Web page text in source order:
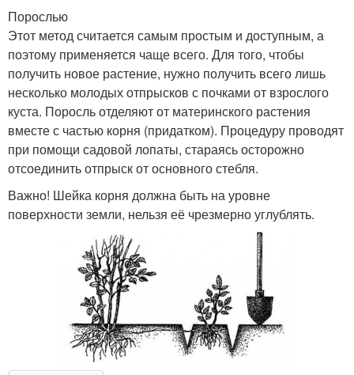
Порослью
Этот метод считается самым простым и доступным, а
поэтому применяется чаще всего. Для того, чтобы
получить новое растение, нужно получить всего лишь
несколько молодых отпрысков с почками от взрослого
куста. Поросль отделяют от материнского растения
вместе с частью корня (придатком). Процедуру проводят
при помощи садовой лопаты, стараясь осторожно
отсоединить отпрыск от основного стебля.
Важно! Шейка корня должна быть на уровне
поверхности земли, нельзя её чрезмерно углублять.